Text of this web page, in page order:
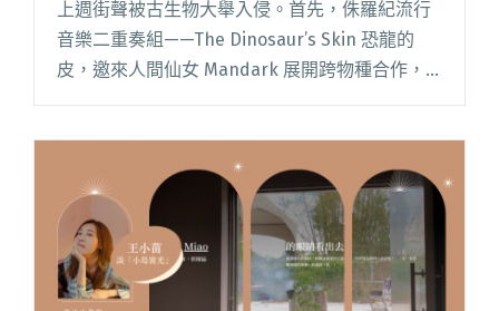
上週街聲被古生物大舉入侵。首先，侏羅紀流行
音樂二重奏組——The Dinosaur’s Skin 恐龍的
皮，邀來人間仙女 Mandark 展開跨物種合作，
報】古生物迷注意！恐龍的皮、13月終了新歌內
含遠古訊息"